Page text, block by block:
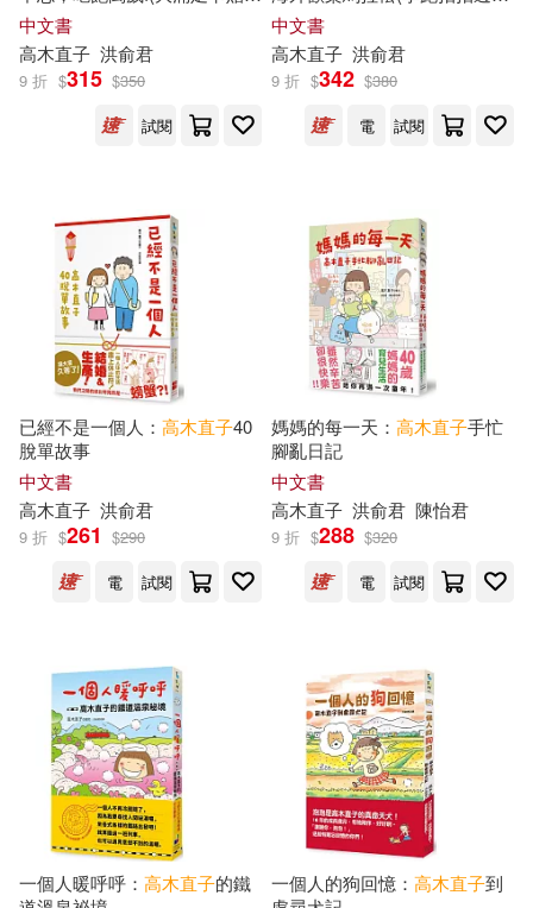
品版)
中文書
高木直子 洪俞君
9 折 $315 $350
試閱
版)
中文書
高木直子 洪俞君
9 折 $342 $380
電
試閱
已經不是一個人： 高木直子40
脫單故事
中文書
高木直子 洪俞君
9 折 $261 $290
電
試閱
媽媽的每一天： 高木直子手忙
腳亂日記
中文書
高木直子 洪俞君 陳怡君
9 折 $288 $320
電
試閱
一個人暖呼呼： 高木直子的鐵
一個人的狗回憶： 高木直子到